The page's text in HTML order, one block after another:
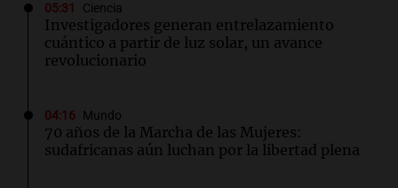
05:31 Ciencia
Investigadores generan entrelazamiento
cuántico a partir de luz solar, un avance
revolucionario
04:16 Mundo
70 años de la Marcha de las Mujeres:
sudafricanas aún luchan por la libertad plena